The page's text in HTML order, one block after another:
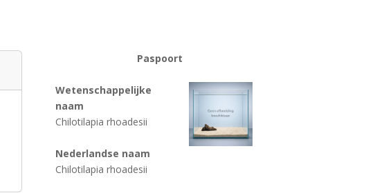
Paspoort
Wetenschappelijke
naam
Chilotilapia rhoadesii
Nederlandse naam
Chilotilapia rhoadesii